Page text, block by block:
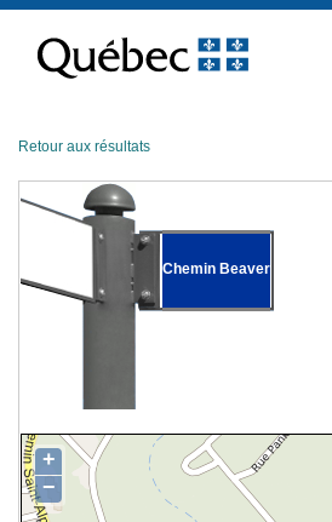
contenu
Retour aux résultats
Chemin Beaver
+
−